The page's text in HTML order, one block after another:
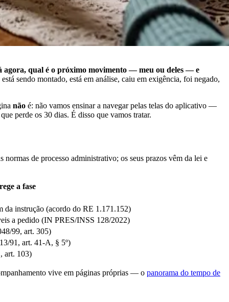
agora, qual é o próximo movimento — meu ou deles — e
sendo montado, está em análise, caiu em exigência, foi negado,
não é: não vamos ensinar a navegar pelas telas do aplicativo —
perde os 30 dias. É disso que vamos tratar.
de processo administrativo; os seus prazos vêm da lei e
a fase
da instrução (acordo do RE 1.171.152)
a pedido (IN PRES/INSS 128/2022)
99, art. 305)
91, art. 41-A, § 5º)
art. 103)
vive em páginas próprias — o panorama do tempo de